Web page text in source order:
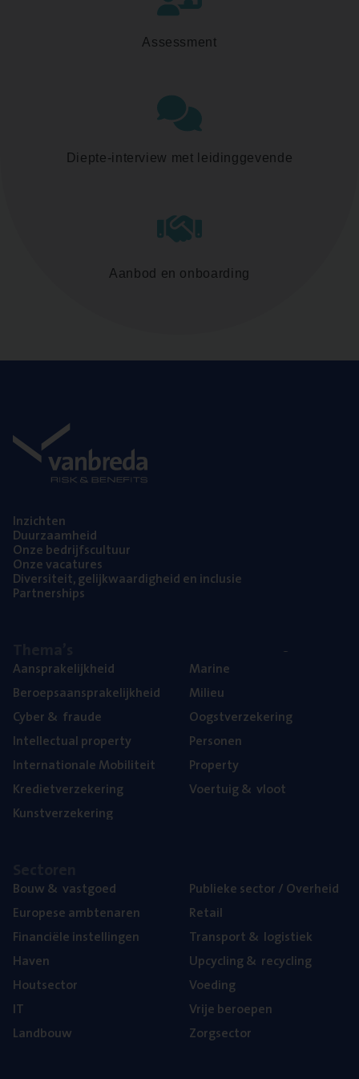
Assessment
Diepte-interview met leidinggevende
Aanbod en onboarding
Inzich­ten
Duur­zaam­heid
Onze bedrijfs­cul­tuur
Onze vaca­tu­res
Diver­si­teit, gelijk­waar­dig­heid en inclusie
Part­ner­ships
Aan­spra­ke­lijk­heid
Beroeps­aan­spra­ke­lijk­heid
Cyber& fraude
Intel­lec­tu­al property
Inter­na­ti­o­na­le Mobiliteit
Kre­diet­ver­ze­ke­ring
Kunst­ver­ze­ke­ring
Mari­ne
Mili­eu
Oogst­ver­ze­ke­ring
Per­so­nen
Pro­per­ty
Voer­tuig& vloot
Bouw& vastgoed
Euro­pe­se ambtenaren
Finan­ci­ë­le instellingen
Haven
Hout­sec­tor
IT
Land­bouw
Publie­ke sec­tor / Overheid
Retail
Trans­port& logistiek
Upcy­cling& recycling
Voe­ding
Vrije beroe­pen
Zorg­sec­tor